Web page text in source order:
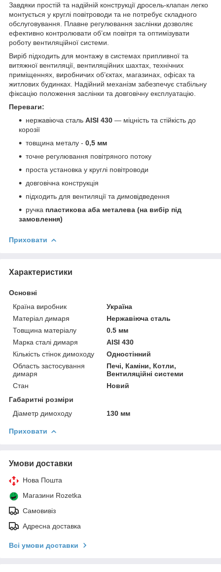
Завдяки простій та надійній конструкції дросель-клапан легко
монтується у круглі повітроводи та не потребує складного
обслуговування. Плавне регулювання заслінки дозволяє
ефективно контролювати об’єм повітря та оптимізувати
роботу вентиляційної системи.
Виріб підходить для монтажу в системах припливної та
витяжної вентиляції, вентиляційних шахтах, технічних
приміщеннях, виробничих об’єктах, магазинах, офісах та
житлових будинках. Надійний механізм забезпечує стабільну
фіксацію положення заслінки та довговічну експлуатацію.
Переваги:
нержавіюча сталь AISI 430 — міцність та стійкість до
корозії
товщина металу - 0,5 мм
точне регулювання повітряного потоку
проста установка у круглі повітроводи
довговічна конструкція
підходить для вентиляції та димовідведення
ручка пластикова аба металева (на вибір під
замовлення)
Приховати
Характеристики
Основні
Країна виробник
Україна
Матеріал димаря
Нержавіюча сталь
Товщина матеріалу
0.5 мм
Марка сталі димаря
AISI 430
Кількість стінок димоходу
Одностінний
Область застосування
димаря
Печі, Каміни, Котли,
Вентиляційні системи
Стан
Новий
Габаритні розміри
Діаметр димоходу
130 мм
Приховати
Умови доставки
Нова Пошта
Магазини Rozetka
Самовивіз
Адресна доставка
Всі умови доставки